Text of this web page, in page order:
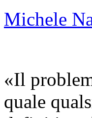
Michele
«Il
quale